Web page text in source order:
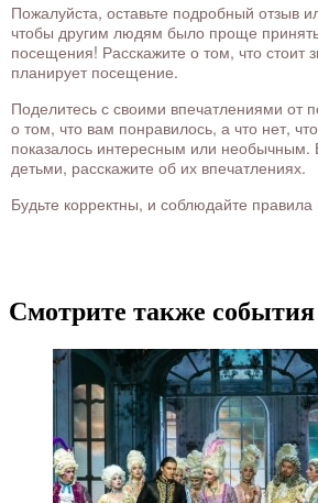
Пожалуйста, оставьте подробный отзыв
чтобы другим людям было проще
посещения! Расскажите о том, что стоит
планирует посещение.
Поделитесь с своими впечатлениями от
о том, что вам понравилось, а что нет,
показалось интересным или необычным.
детьми, расскажите об их впечатлениях.
Будьте корректны, и соблюдайте
Смотрите также события